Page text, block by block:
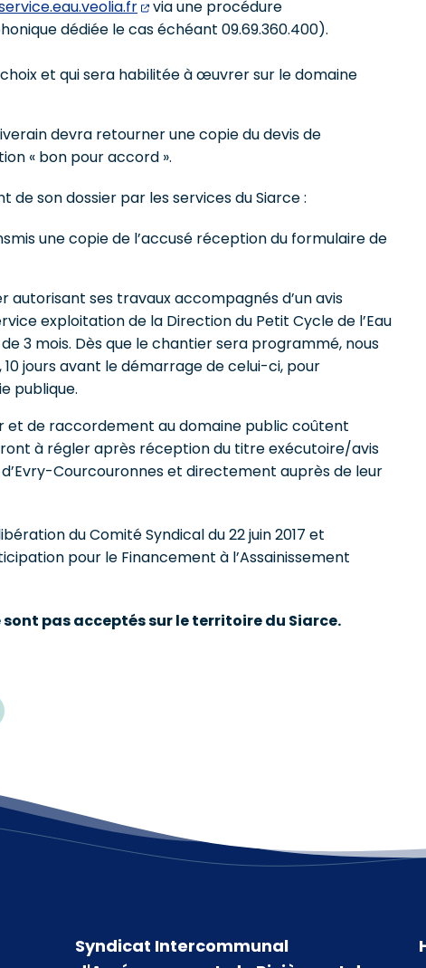
via une procédure
dédiée le cas échéant 09.69.360.400).
et qui sera habilitée à œuvrer sur le domaine
devra retourner une copie du devis de
« bon pour accord ».
de son dossier par les services du Siarce :
une copie de l’accusé réception du formulaire de
autorisant ses travaux accompagnés d’un avis
exploitation de la Direction du Petit Cycle de l’Eau
de 3 mois. Dès que le chantier sera programmé, nous
jours avant le démarrage de celui-ci, pour
publique.
et de raccordement au domaine public coûtent
à régler après réception du titre exécutoire/avis
Courcouronnes et directement auprès de leur
du Comité Syndical du 22 juin 2017 et
pour le Financement à l’Assainissement
pas acceptés sur le territoire du Siarce.
Syndicat Intercommunal